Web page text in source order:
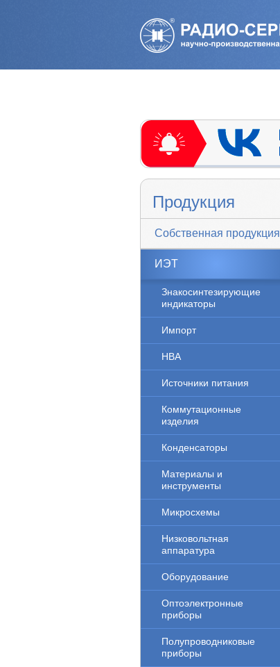
Продукция
Собственная продукция
ИЭТ
Знакосинтезирующие
индикаторы
Импорт
НВА
Источники питания
Коммутационные
изделия
Конденсаторы
Материалы и
инструменты
Микросхемы
Низковольтная
аппаратура
Оборудование
Оптоэлектронные
приборы
Полупроводниковые
приборы